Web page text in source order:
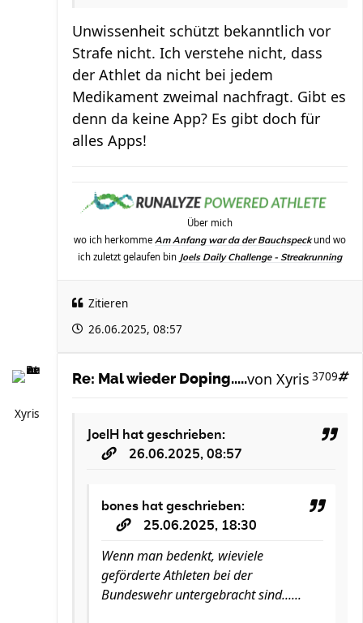
Unwissenheit schützt bekanntlich vor
Strafe nicht. Ich verstehe nicht, dass
der Athlet da nicht bei jedem
Medikament zweimal nachfragt. Gibt es
denn da keine App? Es gibt doch für
alles Apps!
Über mich
wo ich herkomme Am Anfang war da der Bauchspeckund wo
ich zuletzt gelaufen bin Joels Daily Challenge - Streakrunning
Zitieren
26.06.2025, 08:57
Xyris
Re: Mal wieder Doping..... 3709
von Xyris
JoelH hat geschrieben:
26.06.2025, 08:57
bones hat geschrieben:
25.06.2025, 18:30
Wenn man bedenkt, wieviele
geförderte Athleten bei der
Bundeswehr untergebracht sind......